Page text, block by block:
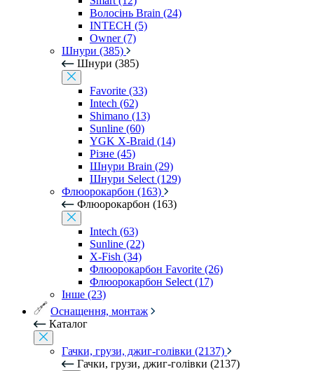
Волосінь Brain (24)
INTECH (5)
Owner (7)
Шнури (385)
Шнури (385)
Favorite (33)
Intech (62)
Shimano (13)
Sunline (60)
YGK X-Braid (14)
Різне (45)
Шнури Brain (29)
Шнури Select (129)
Флюорокарбон (163)
Флюорокарбон (163)
Intech (63)
Sunline (22)
X-Fish (34)
Флюорокарбон Favorite (26)
Флюорокарбон Select (17)
Інше (23)
Оснащення, монтаж
Каталог
Гачки, грузи, джиг-голівки (2137)
Гачки, грузи, джиг-голівки (2137)